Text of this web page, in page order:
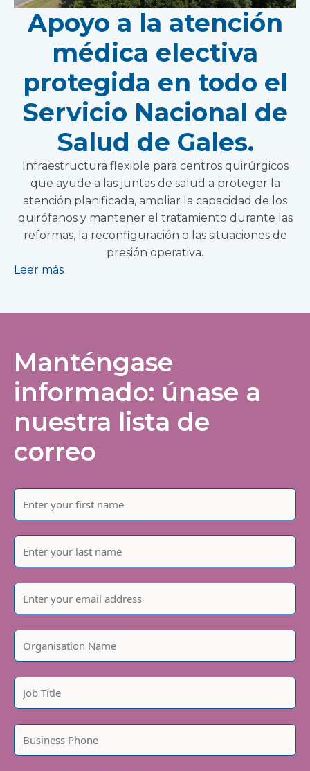
Apoyo a la atención
médica electiva
protegida en todo el
Servicio Nacional de
Salud de Gales.
Infraestructura flexible para centros quirúrgicos
que ayude a las juntas de salud a proteger la
atención planificada, ampliar la capacidad de los
quirófanos y mantener el tratamiento durante las
reformas, la reconfiguración o las situaciones de
presión operativa.
Leer más
Manténgase
informado: únase a
nuestra lista de
correo